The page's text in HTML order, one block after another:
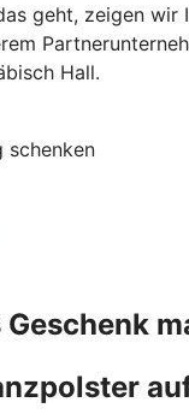
geht, zeigen wir
Hall.
schenken